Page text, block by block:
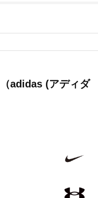
（adidas (アディダ